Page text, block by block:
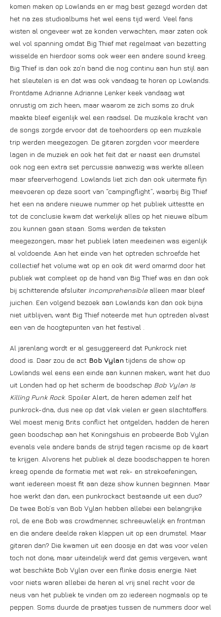
komen maken op Lowlands en er mag best gezegd worden dat
het na zes studioalbums het wel eens tijd werd. Veel fans
wisten al ongeveer wat ze konden verwachten, maar zaten ook
wel vol spanning omdat Big Thief met regelmaat van bezetting
wisselde en hierdoor soms ook weer een andere sound kreeg.
Big Thief is dan ook zo’n band die nog continu aan hun stijl aan
het sleutelen is en dat was ook vandaag te horen op Lowlands.
Frontdame Adrianne Adrianne Lenker keek vandaag wat
onrustig om zich heen, maar waarom ze zich soms zo druk
maakte bleef eigenlijk wel een raadsel. De muzikale kracht van
de songs zorgde ervoor dat de toehoorders op een muzikale
trip werden meegezogen. De gitaren zorgden voor meerdere
lagen in de muziek en ook het feit dat er naast een drumstel
ook nog een extra set percussie aanwezig was werkte alleen
maar sfeerverhogend. Lowlands liet zich dan ook uitermate fijn
meevoeren op deze soort van “campingflight”, waarbij Big Thief
het een na andere nieuwe nummer op het publiek uittestte en
tot de conclusie kwam dat werkelijk alles op het nieuwe album
zou kunnen gaan staan. Soms werden de teksten
meegezongen, maar het publiek laten meedeinen was eigenlijk
al voldoende. Aan het einde van het optreden schroefde het
collectief het volume wat op en ook dit werd omarmd door het
publiek wat compleet op de hand van Big Thief was en dan ook
bij schitterende afsluiter Incomprehensiblealleen maar bleef
juichen. Een volgend bezoek aan Lowlands kan dan ook bijna
niet uitblijven, want Big Thief noteerde met hun optreden alvast
een van de hoogtepunten van het festival .
Al jarenlang wordt er al gesuggereerd dat Punkrock niet
dood is. Daar zou de act Bob Vylan tijdens de show op
Lowlands wel eens een einde aan kunnen maken, want het duo
uit Londen had op het scherm de boodschap Bob Vylan Is
Killing Punk Rock. Spoiler Alert, de heren ademen zelf het
punkrock-dna, dus nee op dat vlak vielen er geen slachtoffers.
Wel moest menig Brits conflict het ontgelden, hadden de heren
geen boodschap aan het Koningshuis en probeerde Bob Vylan
evenals vele andere bands de strijd tegen racisme op de kaart
te krijgen. Alvorens het publiek al deze boodschappen te horen
kreeg opende de formatie met wat rek- en strekoefeningen,
want iedereen moest fit aan deze show kunnen beginnen. Maar
hoe werkt dan dan, een punkrockact bestaande uit een duo?
De twee Bob’s van Bob Vylan hebben allebei een belangrijke
rol, de ene Bob was crowdmenner, schreeuwlelijk en frontman
en die andere deelde raken klappen uit op een drumstel. Maar
gitaren dan? Die kwamen uit een doosje en dat was voor velen
toch not done, maar uiteindelijk werd dat gemis vergeven, want
wat beschikte Bob Vylan over een flinke dosis energie. Niet
voor niets waren allebei de heren al vrij snel recht voor de
neus van het publiek te vinden om zo iedereen nogmaals op te
peppen. Soms duurde de praatjes tussen de nummers door wel